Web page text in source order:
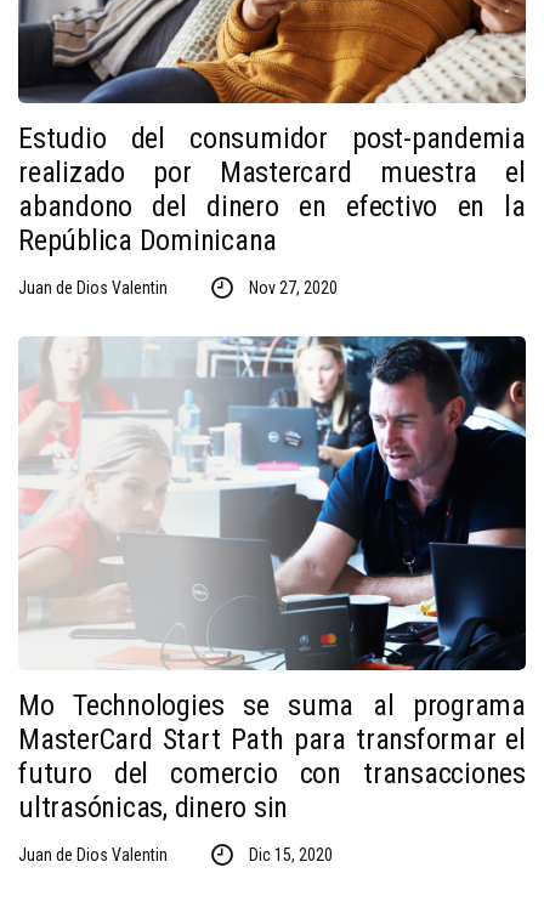
Estudio del consumidor post-pandemia
realizado por Mastercard muestra el
abandono del dinero en efectivo en la
República Dominicana
Juan de Dios Valentin Nov 27, 2020
Mo Technologies se suma al programa
MasterCard Start Path para transformar el
futuro del comercio con transacciones
ultrasónicas, dinero sin
Juan de Dios Valentin Dic 15, 2020